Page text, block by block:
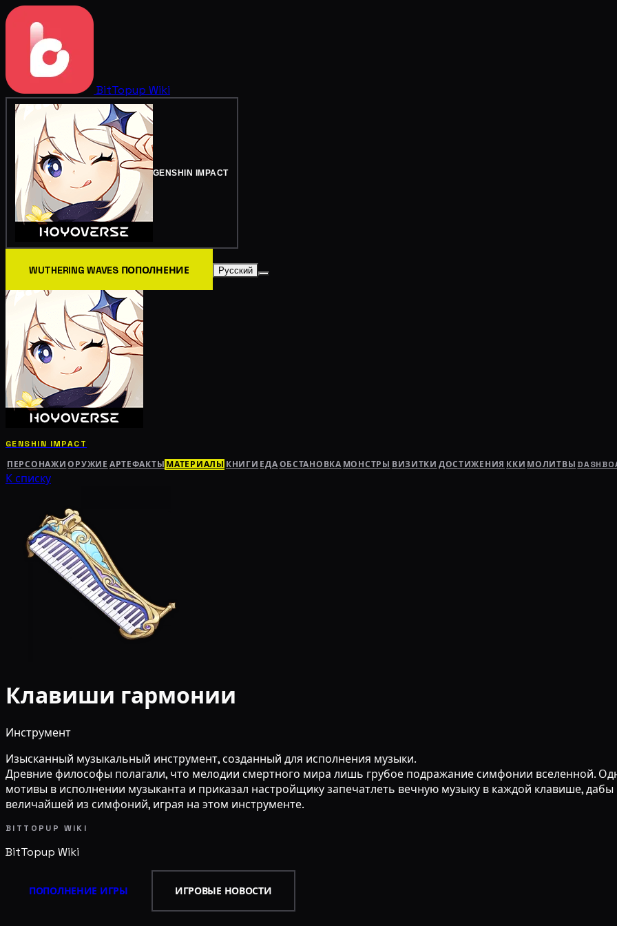
BitTopup Wiki
GENSHIN IMPACT
WUTHERING WAVES ПОПОЛНЕНИЕ Русский
GENSHIN IMPACT
ПЕРСОНАЖИ ОРУЖИЕ АРТЕФАКТЫ МАТЕРИАЛЫ КНИГИ ЕДАОБСТАНОВКА МОНСТРЫ ВИЗИТКИ ДОСТИЖЕНИЯ ККИ МОЛИТВЫ
К списку
Клавиши гармонии
Инструмент
Изысканный музыкальный инструмент, созданный для исполнения музыки.
Древние философы полагали, что мелодии смертного мира лишь грубое подражание симфонии вселенной.
мотивы в исполнении музыканта и приказал настройщику запечатлеть вечную музыку в каждой клавише,
величайшей из симфоний, играя на этом инструменте.
BITTOPUP WIKI
BitTopup Wiki
ПОПОЛНЕНИЕ ИГРЫ ИГРОВЫЕ НОВОСТИ